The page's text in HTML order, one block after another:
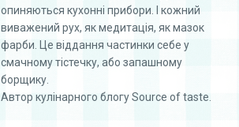
опиняються кухонні прибори. І кожний
виважений рух, як медитація, як мазок
фарби. Це віддання частинки себе у
смачному тістечку, або запашному
борщику.
Автор кулінарного блогу Source of taste.